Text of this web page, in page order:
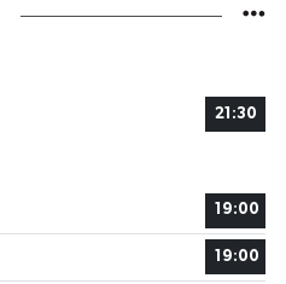
21:30
19:00
19:00